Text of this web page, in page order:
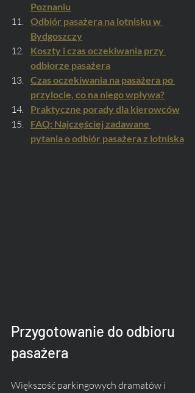
Poznaniu
Odbiór pasażera na lotnisku w
Bydgoszczy
Koszty i czas oczekiwania przy
odbiorze pasażera
Czas oczekiwania na pasażera po
przylocie, co na niego wpływa?
Praktyczne porady dla kierowców
FAQ: Najczęściej zadawane
pytania o odbiór pasażera z lotniska
Przygotowanie do odbioru
pasażera
Większość parkingowych dramatów i